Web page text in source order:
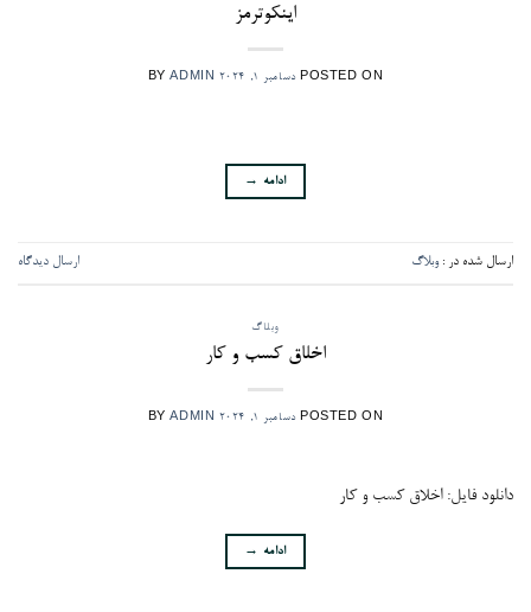
اینکوترمز
POSTED ON دسامبر 1, 2024 BYADMIN
ادامه →
ارسال شده در :وبلاگ ارسال دیدگاه
وبلاگ
اخلاق کسب و کار
POSTED ON دسامبر 1, 2024 BYADMIN
دانلود فایل: اخلاق کسب و کار
ادامه →